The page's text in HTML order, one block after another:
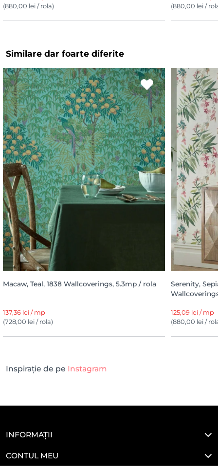
(880,00 lei / rola)
(880,00 lei /
Similare dar foarte diferite
Macaw, Teal, 1838 Wallcoverings, 5.3mp / rola
137,36 lei / mp
(728,00 lei / rola)
Serenity,
125,09 lei / mp
(880,00 lei /
Inspirație de pe Instagram
INFORMAȚII
CONTUL MEU